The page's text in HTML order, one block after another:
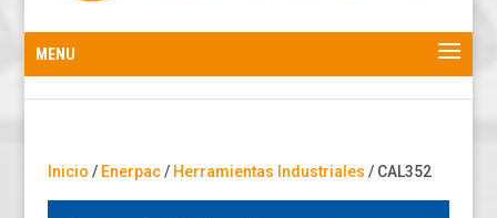
Inicio / Enerpac/ Herramientas Industriales / CAL352